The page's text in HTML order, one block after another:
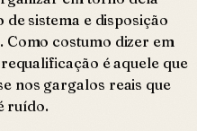
sistema e disposição
costumo dizer em
é aquele que
nos gargalos reais que
ruído.